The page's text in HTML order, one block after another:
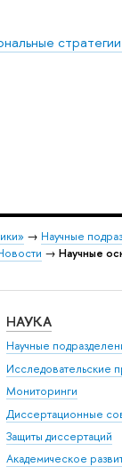
→ Научные
→ Научные
НАУКА
Научные
Исследовательские
Мониторинги
Диссертационные
Защиты диссертаций
Академическое